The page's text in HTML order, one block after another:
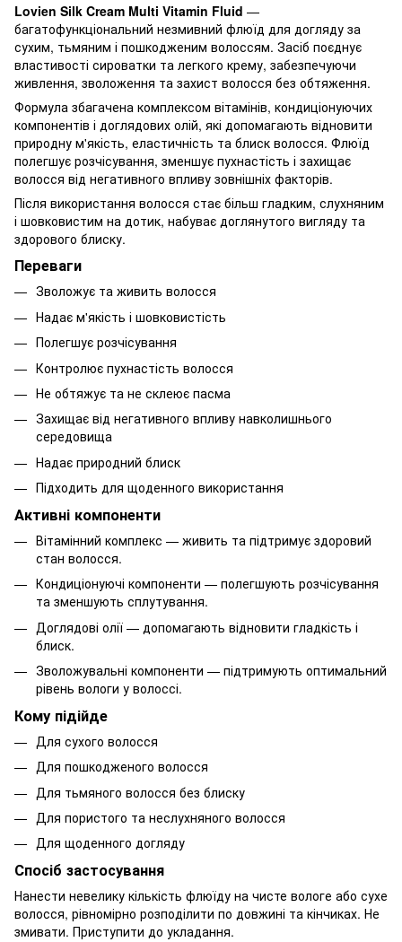
Lovien Silk Cream Multi Vitamin Fluid —
багатофункціональний незмивний флюїд для догляду за
сухим, тьмяним і пошкодженим волоссям. Засіб поєднує
властивості сироватки та легкого крему, забезпечуючи
живлення, зволоження та захист волосся без обтяження.
Формула збагачена комплексом вітамінів, кондиціонуючих
компонентів і доглядових олій, які допомагають відновити
природну м'якість, еластичність та блиск волосся. Флюїд
полегшує розчісування, зменшує пухнастість і захищає
волосся від негативного впливу зовнішніх факторів.
Після використання волосся стає більш гладким, слухняним
і шовковистим на дотик, набуває доглянутого вигляду та
здорового блиску.
Переваги
Зволожує та живить волосся
Надає м'якість і шовковистість
Полегшує розчісування
Контролює пухнастість волосся
Не обтяжує та не склеює пасма
Захищає від негативного впливу навколишнього
середовища
Надає природний блиск
Підходить для щоденного використання
Активні компоненти
Вітамінний комплекс — живить та підтримує здоровий
стан волосся.
Кондиціонуючі компоненти — полегшують розчісування
та зменшують сплутування.
Доглядові олії — допомагають відновити гладкість і
блиск.
Зволожувальні компоненти — підтримують оптимальний
рівень вологи у волоссі.
Кому підійде
Для сухого волосся
Для пошкодженого волосся
Для тьмяного волосся без блиску
Для пористого та неслухняного волосся
Для щоденного догляду
Спосіб застосування
Нанести невелику кількість флюїду на чисте вологе або сухе
волосся, рівномірно розподілити по довжині та кінчиках. Не
змивати. Приступити до укладання.